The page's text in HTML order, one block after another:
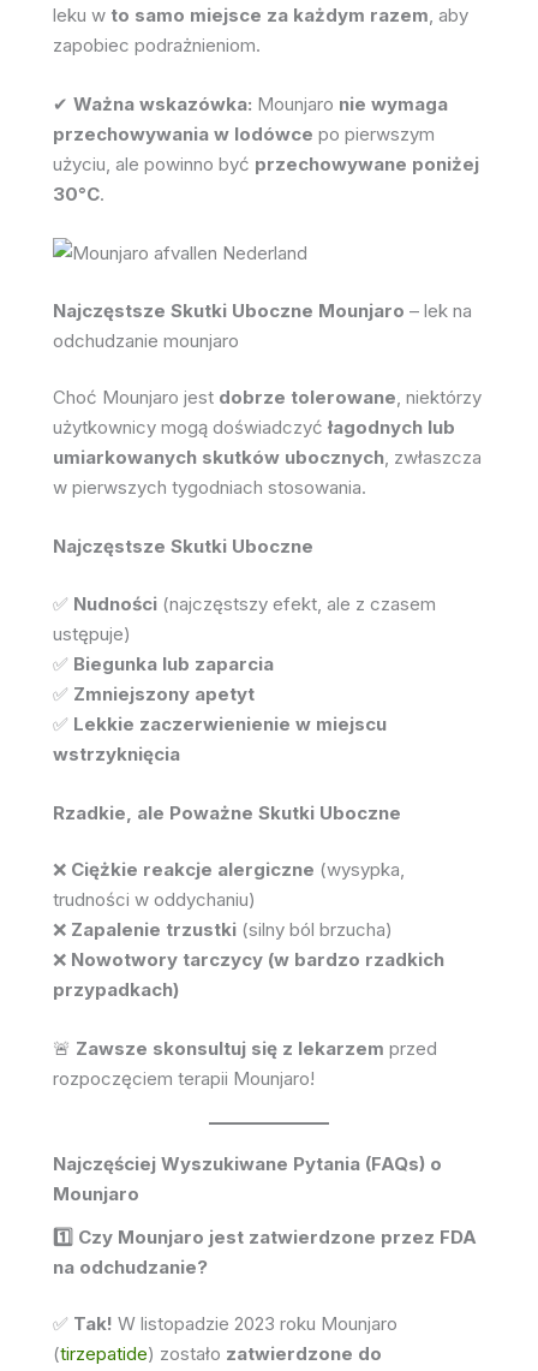
leku w to samo miejsce za każdym razem, aby
zapobiec podrażnieniom.
✔ Ważna wskazówka: Mounjaro nie wymaga
przechowywania w lodówce po pierwszym
użyciu, ale powinno być przechowywane poniżej
30°C.
Najczęstsze Skutki Uboczne Mounjaro – lek na
odchudzanie mounjaro
Choć Mounjaro jest dobrze tolerowane, niektórzy
użytkownicy mogą doświadczyć łagodnych lub
umiarkowanych skutków ubocznych, zwłaszcza
w pierwszych tygodniach stosowania.
Najczęstsze Skutki Uboczne
✅ Nudności (najczęstszy efekt, ale z czasem
ustępuje)
✅ Biegunka lub zaparcia
✅ Zmniejszony apetyt
✅ Lekkie zaczerwienienie w miejscu
wstrzyknięcia
Rzadkie, ale Poważne Skutki Uboczne
❌ Ciężkie reakcje alergiczne (wysypka,
trudności w oddychaniu)
❌ Zapalenie trzustki (silny ból brzucha)
❌ Nowotwory tarczycy (w bardzo rzadkich
przypadkach)
🚨 Zawsze skonsultuj się z lekarzem przed
rozpoczęciem terapii Mounjaro!
Najczęściej Wyszukiwane Pytania (FAQs) o
Mounjaro
1️⃣ Czy Mounjaro jest zatwierdzone przez FDA
na odchudzanie?
✅ Tak! W listopadzie 2023 roku Mounjaro
(tirzepatide) zostało zatwierdzone do